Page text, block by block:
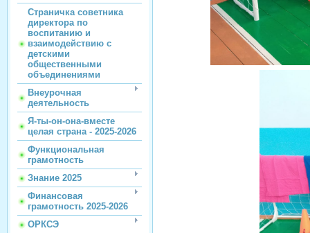
Страничка советника
директора по
воспитанию и
взаимодействию с
детскими
общественными
объединениями
Внеурочная
деятельность
Я-ты-он-она-вместе
целая страна - 2025-2026
Функциональная
грамотность
Знание 2025
Финансовая
грамотность 2025-2026
ОРКСЭ